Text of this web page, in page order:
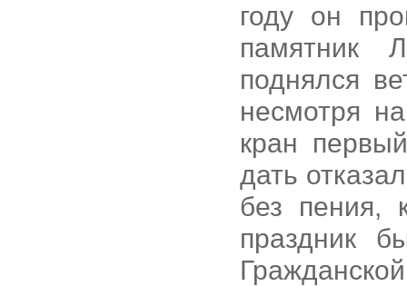
году он
памятник
поднялся
несмотря
кран
дать
без пения,
праздник